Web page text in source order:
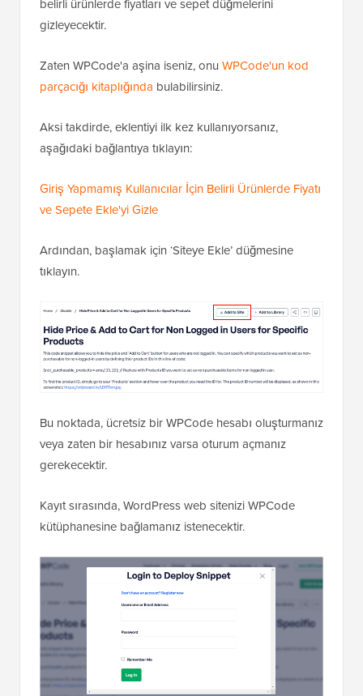
belirli ürünlerde fiyatları ve sepet düğmelerini
gizleyecektir.
Zaten WPCode'a aşina iseniz, onu WPCode'un kod
parçacığı kitaplığında bulabilirsiniz.
Aksi takdirde, eklentiyi ilk kez kullanıyorsanız,
aşağıdaki bağlantıya tıklayın:
Giriş Yapmamış Kullanıcılar İçin Belirli Ürünlerde Fiyatı
ve Sepete Ekle'yi Gizle
Ardından, başlamak için ‘Siteye Ekle’ düğmesine
tıklayın.
Bu noktada, ücretsiz bir WPCode hesabı oluşturmanız
veya zaten bir hesabınız varsa oturum açmanız
gerekecektir.
Kayıt sırasında, WordPress web sitenizi WPCode
kütüphanesine bağlamanız istenecektir.